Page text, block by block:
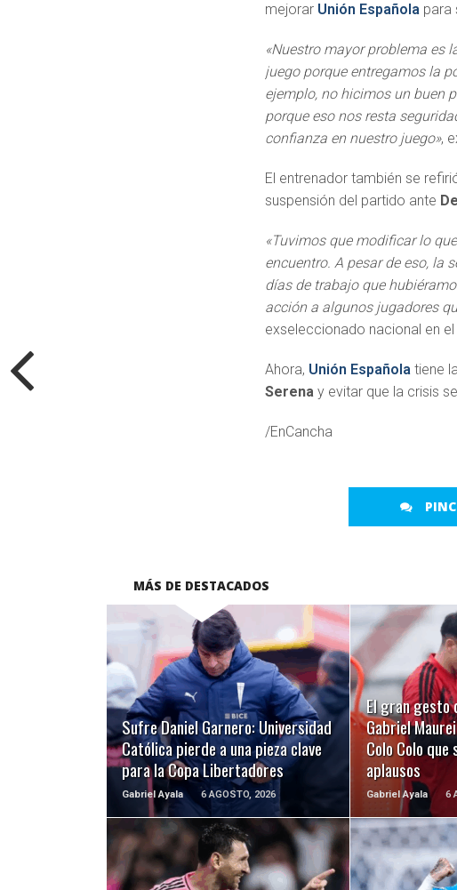
mejorar Unión Española para
«Nuestro mayor problema es
juego porque entregamos la
ejemplo, no hicimos un buen
porque eso nos resta
confianza en nuestro juego»,
El entrenador también se
suspensión del partido ante
«Tuvimos que modificar lo
encuentro. A pesar de eso, la
días de trabajo que
acción a algunos jugadores
exseleccionado nacional en el
Ahora, Unión Española tiene
Serena y evitar que la crisis
/EnCancha
MÁS DE DESTACADOS
Sufre Daniel Garnero: Universidad
Católica pierde a una pieza clave
para la Copa Libertadores
Gabriel Ayala 6 AGOSTO, 2026
LEER MÁS
El gran gesto
Gabriel
Colo Colo que
aplausos
Gabriel Ayala 6